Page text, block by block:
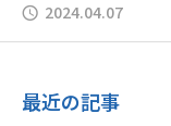
2024.04.07
最近の記事